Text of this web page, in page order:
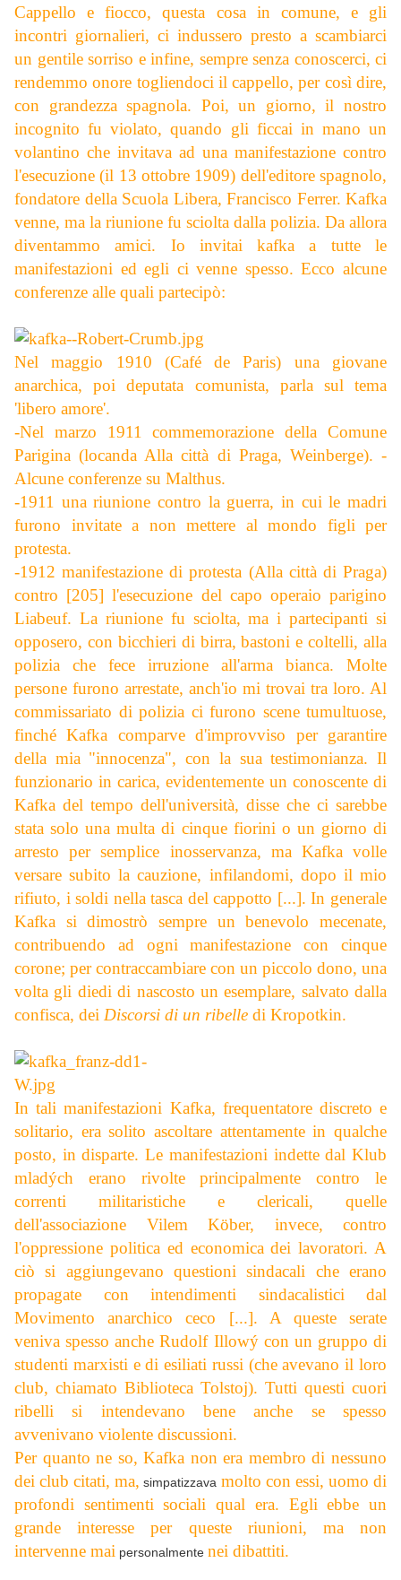
Cappello e fiocco, questa cosa in comune, e gli
incontri giornalieri, ci indussero presto a scambiarci
un gentile sorriso e infine, sempre senza conoscerci, ci
rendemmo onore togliendoci il cappello, per così dire,
con grandezza spagnola. Poi, un giorno, il nostro
incognito fu violato, quando gli ficcai in mano un
volantino che invitava ad una manifestazione contro
l'esecuzione (il 13 ottobre 1909) dell'editore spagnolo,
fondatore della Scuola Libera, Francisco Ferrer. Kafka
venne, ma la riunione fu sciolta dalla polizia. Da allora
diventammo amici. Io invitai kafka a tutte le
manifestazioni ed egli ci venne spesso. Ecco alcune
conferenze alle quali partecipò:
Nel maggio 1910 (Café de Paris) una giovane
anarchica, poi deputata comunista, parla sul tema
'libero amore'.
-Nel marzo 1911 commemorazione della Comune
Parigina (locanda Alla città di Praga, Weinberge). -
Alcune conferenze su Malthus.
-1911 una riunione contro la guerra, in cui le madri
furono invitate a non mettere al mondo figli per
protesta.
-1912 manifestazione di protesta (Alla città di Praga)
contro [205] l'esecuzione del capo operaio parigino
Liabeuf. La riunione fu sciolta, ma i partecipanti si
opposero, con bicchieri di birra, bastoni e coltelli, alla
polizia che fece irruzione all'arma bianca. Molte
persone furono arrestate, anch'io mi trovai tra loro. Al
commissariato di polizia ci furono scene tumultuose,
finché Kafka comparve d'improvviso per garantire
della mia "innocenza", con la sua testimonianza. Il
funzionario in carica, evidentemente un conoscente di
Kafka del tempo dell'università, disse che ci sarebbe
stata solo una multa di cinque fiorini o un giorno di
arresto per semplice inosservanza, ma Kafka volle
versare subito la cauzione, infilandomi, dopo il mio
rifiuto, i soldi nella tasca del cappotto [...]. In generale
Kafka si dimostrò sempre un benevolo mecenate,
contribuendo ad ogni manifestazione con cinque
corone; per contraccambiare con un piccolo dono, una
volta gli diedi di nascosto un esemplare, salvato dalla
confisca, dei Discorsi di un ribelle di Kropotkin.
In tali manifestazioni Kafka, frequentatore discreto e
solitario, era solito ascoltare attentamente in qualche
posto, in disparte. Le manifestazioni indette dal Klub
mladých erano rivolte principalmente contro le
correnti militaristiche e clericali, quelle
dell'associazione Vilem Köber, invece, contro
l'oppressione politica ed economica dei lavoratori. A
ciò si aggiungevano questioni sindacali che erano
propagate con intendimenti sindacalistici dal
Movimento anarchico ceco [...]. A queste serate
veniva spesso anche Rudolf Illowý con un gruppo di
studenti marxisti e di esiliati russi (che avevano il loro
club, chiamato Biblioteca Tolstoj). Tutti questi cuori
ribelli si intendevano bene anche se spesso
avvenivano violente discussioni.
Per quanto ne so, Kafka non era membro di nessuno
dei club citati, ma, simpatizzava molto con essi, uomo di
profondi sentimenti sociali qual era. Egli ebbe un
grande interesse per queste riunioni, ma non
intervenne mai personalmente nei dibattiti.